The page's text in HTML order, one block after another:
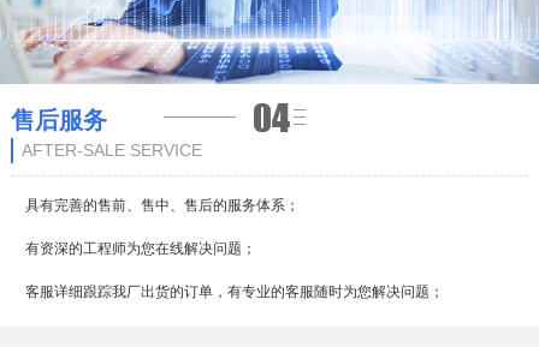
售后服务
AFTER-SALE SERVICE
具有完善的售前、售中、售后的服务体系；
有资深的工程师为您在线解决问题；
客服详细跟踪我厂出货的订单，有专业的客服随时为您解决问题；